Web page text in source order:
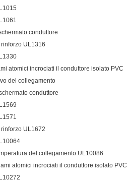
conduttore
UL1316
atomici incrociati il conduttore isolato PVC
del collegamento
conduttore
UL1672
del collegamento UL10086
atomici incrociati il conduttore isolato PVC